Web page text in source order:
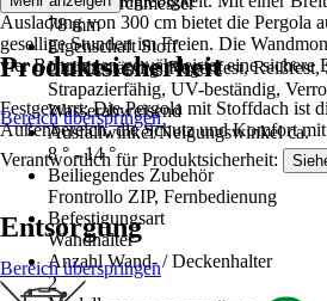
78 mm
Eigenschaft Stoff
Lichtbeständig, Regenfest, Reißfest,
Strapazierfähig, UV-beständig,
Wasserabweisend
Ausfallwinkel/Neigungswinkel ca.
8 ° - 14 °
Beiliegendes Zubehör
Frontrollo ZIP, Fernbedienung
Befestigungsart
Wandhalter
Anzahl Wand- / Deckenhalter
2
Ausladung von 300 cm bietet die Pergola
gesellige Stunden im Freien. Die
vier Bohrungen gewährleistet eine sichere
Festgezurrt: Die Pergola mit Stoffdach ist
Außenbereich, die Schutz und Komfort
Produktsicherheit
Bereich überspringen
Verantwortlich für Produktsicherheit:
Entsorgung
Bereich überspringen